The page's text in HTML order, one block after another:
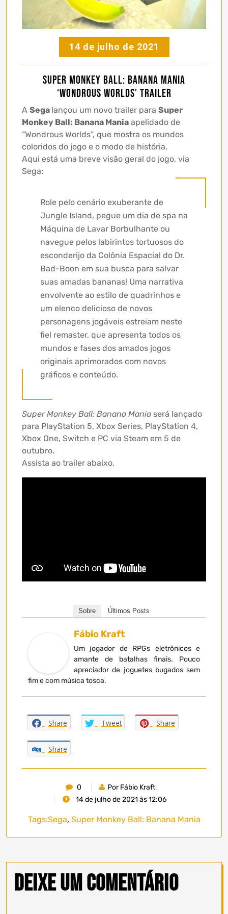
14 de julho de 2021
Super Monkey Ball: Banana Mania
‘Wondrous Worlds’ trailer
A Sega lançou um novo trailer para Super
Monkey Ball: Banana Mania apelidado de
“Wondrous Worlds”, que mostra os mundos
coloridos do jogo e o modo de história.
Aqui está uma breve visão geral do jogo, via
Sega:
Role pelo cenário exuberante de
Jungle Island, pegue um dia de spa na
Máquina de Lavar Borbulhante ou
navegue pelos labirintos tortuosos do
esconderijo da Colônia Espacial do Dr.
Bad-Boon em sua busca para salvar
suas amadas bananas! Uma narrativa
envolvente ao estilo de quadrinhos e
um elenco delicioso de novos
personagens jogáveis ​​estreiam neste
fiel remaster, que apresenta todos os
mundos e fases dos amados jogos
originais aprimorados com novos
gráficos e conteúdo.
Super Monkey Ball: Banana Mania será lançado
para PlayStation 5, Xbox Series, PlayStation 4,
Xbox One, Switch e PC via Steam em 5 de
outubro.
Assista ao trailer abaixo.
Sobre Últimos Posts
Fábio Kraft
Um jogador de RPGs eletrônicos e
amante de batalhas finais. Pouco
apreciador de joguetes bugados sem
fim e com música tosca.
Share Tweet Share
Share
0
Por Fábio Kraft
14 de julho de 2021 às 12:06
Tags:Sega, Super Monkey Ball: Banana Mania
Deixe um comentário